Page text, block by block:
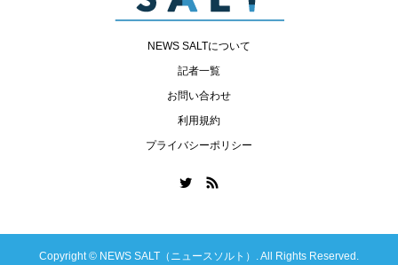
NEWS SALTについて
記者一覧
お問い合わせ
利用規約
プライバシーポリシー
Copyright © NEWS SALT（ニュースソルト）. All Rights Reserved.